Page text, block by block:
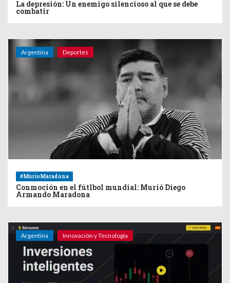
La depresión: Un enemigo silencioso al que se debe
combatir
Argentina Deportes
#MurioMaradona
Conmoción en el fútlbol mundial: Murió Diego
Armando Maradona
Argentina Innovación y Tecnología